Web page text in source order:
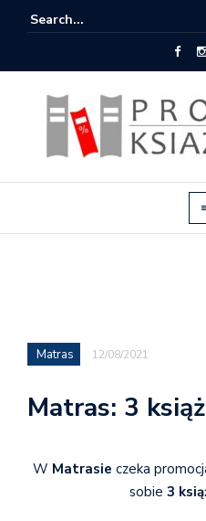
Matras 12/08/2021
Matras: 3
W Matrasie czeka
sobie 3